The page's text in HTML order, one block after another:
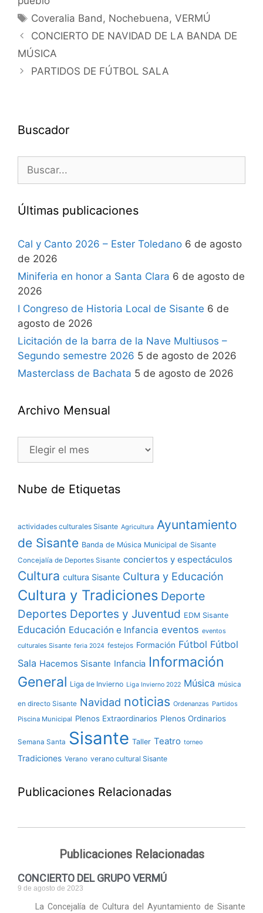
Coveralia Band , Nochebuena,VERMÚ
CONCIERTO DE NAVIDAD DE LA BANDA DE
MÚSICA
PARTIDOS DE FÚTBOL SALA
Buscador
Últimas publicaciones
Cal y Canto 2026 – Ester Toledano 6 de agosto
de 2026
Miniferia en honor a Santa Clara 6 de agosto de
2026
I Congreso de Historia Local de Sisante 6 de
agosto de 2026
Licitación de la barra de la Nave Multiusos –
Segundo semestre 2026 5 de agosto de 2026
Masterclass de Bachata 5 de agosto de 2026
Archivo Mensual
Nube de Etiquetas
actividades culturales Sisante Agricultura Ayuntamiento
de Sisante Banda de Música Municipal de Sisante
Concejalía de Deportes Sisante conciertos y espectáculos
Cultura cultura Sisante Cultura y Educación
Cultura y Tradiciones Deporte
Deportes Deportes y Juventud EDM Sisante
Educación Educación e Infancia eventos eventos
culturales Sisante feria 2024 festejos Formación Fútbol Fútbol
Sala Hacemos Sisante Infancia Información
General Liga de Invierno Liga Invierno 2022 Música música
en directo Sisante Navidad noticias Ordenanzas Partidos
Piscina Municipal Plenos Extraordinarios Plenos Ordinarios
Semana Santa Sisante Taller Teatro torneo
Tradiciones Verano verano cultural Sisante
Publicaciones Relacionadas
Publicaciones Relacionadas
CONCIERTO DEL GRUPO VERMÚ
9 de agosto de 2023
La Concejalía de Cultura del Ayuntamiento de Sisante